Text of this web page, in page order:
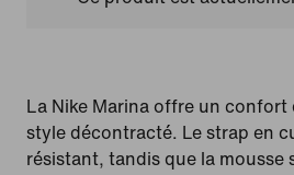
La Nike Marina offre un confort
style décontracté. Le strap en
résistant, tandis que la mousse